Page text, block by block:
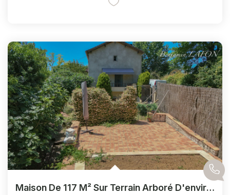
Maison De 117 M² Sur Terrain Arboré D'environ 1 000 M²